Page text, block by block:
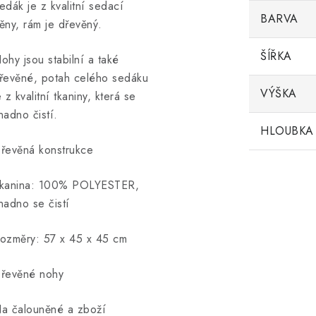
je z kvalitní sedací
rám je dřevěný.
jsou stabilní a také
potah celého sedáku
z kvalitní tkaniny, která se
čistí.
konstrukce
100% POLYESTER,
se čistí
57 x 45 x 45 cm
nohy
čalouněné a zboží
BARVA
ŠÍŘKA
VÝŠKA
HLOUBKA